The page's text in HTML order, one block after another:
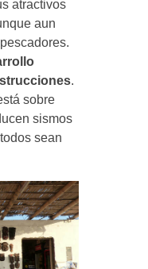
atractivos
aun
.
sobre
sismos
sean